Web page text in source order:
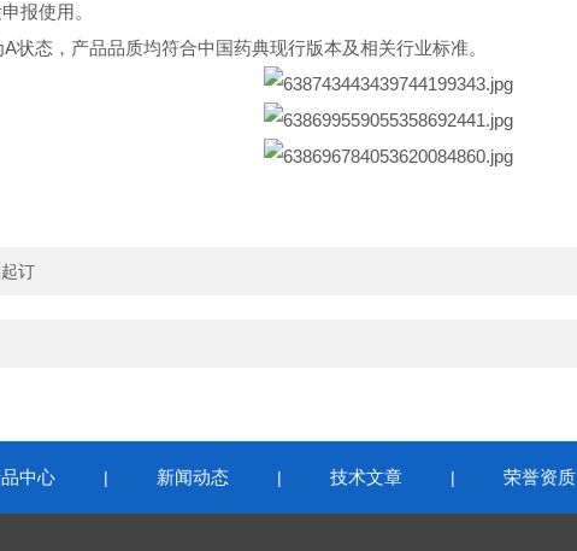
报使用。
状态，产品品质均符合中国药典现行版本及相关行业标准。
订
中心 | 新闻动态 | 技术文章 | 荣誉资质